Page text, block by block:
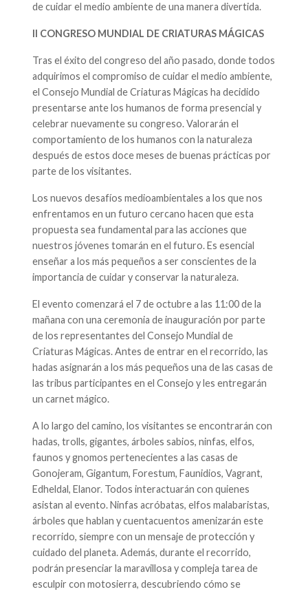
de cuidar el medio ambiente de una manera divertida.
II CONGRESO MUNDIAL DE CRIATURAS MÁGICAS
Tras el éxito del congreso del año pasado, donde todos
adquirimos el compromiso de cuidar el medio ambiente,
el Consejo Mundial de Criaturas Mágicas ha decidido
presentarse ante los humanos de forma presencial y
celebrar nuevamente su congreso. Valorarán el
comportamiento de los humanos con la naturaleza
después de estos doce meses de buenas prácticas por
parte de los visitantes.
Los nuevos desafíos medioambientales a los que nos
enfrentamos en un futuro cercano hacen que esta
propuesta sea fundamental para las acciones que
nuestros jóvenes tomarán en el futuro. Es esencial
enseñar a los más pequeños a ser conscientes de la
importancia de cuidar y conservar la naturaleza.
El evento comenzará el 7 de octubre a las 11:00 de la
mañana con una ceremonia de inauguración por parte
de los representantes del Consejo Mundial de
Criaturas Mágicas. Antes de entrar en el recorrido, las
hadas asignarán a los más pequeños una de las casas de
las tribus participantes en el Consejo y les entregarán
un carnet mágico.
A lo largo del camino, los visitantes se encontrarán con
hadas, trolls, gigantes, árboles sabios, ninfas, elfos,
faunos y gnomos pertenecientes a las casas de
Gonojeram, Gigantum, Forestum, Faunidios, Vagrant,
Edheldal, Elanor. Todos interactuarán con quienes
asistan al evento. Ninfas acróbatas, elfos malabaristas,
árboles que hablan y cuentacuentos amenizarán este
recorrido, siempre con un mensaje de protección y
cuidado del planeta. Además, durante el recorrido,
podrán presenciar la maravillosa y compleja tarea de
esculpir con motosierra, descubriendo cómo se